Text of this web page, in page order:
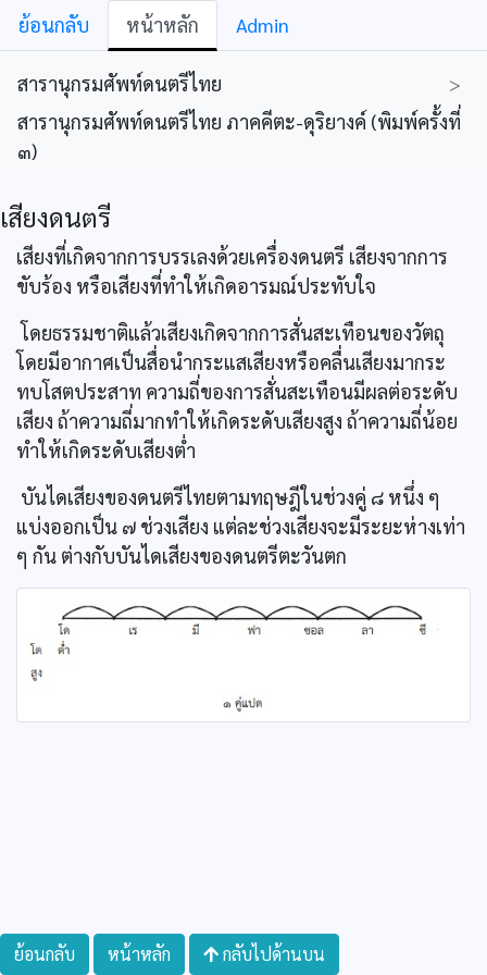
ย้อนกลับ หน้าหลัก Admin
สารานุกรมศัพท์ดนตรีไทย
>
สารานุกรมศัพท์ดนตรีไทย ภาคคีตะ-ดุริยางค์ (พิมพ์ครั้งที่
๓)
เสียงดนตรี
เสียงที่เกิดจากการบรรเลงด้วยเครื่องดนตรี เสียงจากการ
ขับร้อง หรือเสียงที่ทำให้เกิดอารมณ์ประทับใจ
โดยธรรมชาติแล้วเสียงเกิดจากการสั่นสะเทือนของวัตถุ
โดยมีอากาศเป็นสื่อนำกระแสเสียงหรือคลื่นเสียงมากระ
ทบโสตประสาท ความถี่ของการสั่นสะเทือนมีผลต่อระดับ
เสียง ถ้าความถี่มากทำให้เกิดระดับเสียงสูง ถ้าความถี่น้อย
ทำให้เกิดระดับเสียงต่ำ
บันไดเสียงของดนตรีไทยตามทฤษฎีในช่วงคู่ ๘ หนึ่ง ๆ
แบ่งออกเป็น ๗ ช่วงเสียง แต่ละช่วงเสียงจะมีระยะห่างเท่า
ๆ กัน ต่างกับบันไดเสียงของดนตรีตะวันตก
ย้อนกลับ หน้าหลัก กลับไปด้านบน